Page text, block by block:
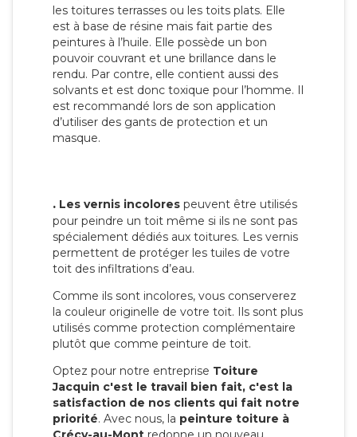
les toitures terrasses ou les toits plats. Elle
est à base de résine mais fait partie des
peintures à l’huile. Elle possède un bon
pouvoir couvrant et une brillance dans le
rendu. Par contre, elle contient aussi des
solvants et est donc toxique pour l’homme. Il
est recommandé lors de son application
d’utiliser des gants de protection et un
masque.
. Les vernis incolores peuvent être utilisés
pour peindre un toit même si ils ne sont pas
spécialement dédiés aux toitures. Les vernis
permettent de protéger les tuiles de votre
toit des infiltrations d’eau.
Comme ils sont incolores, vous conserverez
la couleur originelle de votre toit. Ils sont plus
utilisés comme protection complémentaire
plutôt que comme peinture de toit.
Optez pour notre entreprise Toiture
Jacquin c'est le travail bien fait, c'est la
satisfaction de nos clients qui fait notre
priorité. Avec nous, la peinture toiture à